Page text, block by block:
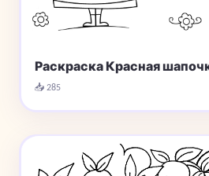
Раскраска Красная
📥 285